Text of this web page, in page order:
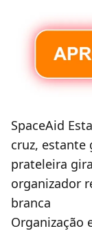
SpaceAid
cruz, estante
prateleira
organizador
branca
Organização